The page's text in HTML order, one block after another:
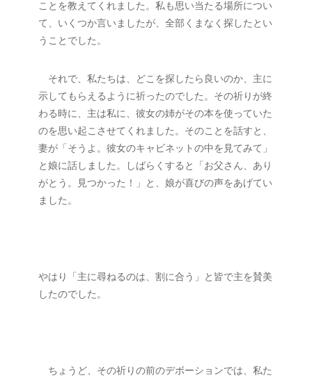
ことを教えてくれました。私も思い当たる場所につい
て、いくつか言いましたが、全部くまなく探したとい
うことでした。
それで、私たちは、どこを探したら良いのか、主に
示してもらえるように祈ったのでした。その祈りが終
わる時に、主は私に、彼女の姉がその本を使っていた
のを思い起こさせてくれました。そのことを話すと、
妻が「そうよ。彼女のキャビネットの中を見てみて」
と娘に話しました。しばらくすると「お父さん、あり
がとう。見つかった！」と、娘が喜びの声をあげてい
ました。
やはり「主に尋ねるのは、割に合う」と皆で主を賛美
したのでした。
ちょうど、その祈りの前のデボーションでは、私た